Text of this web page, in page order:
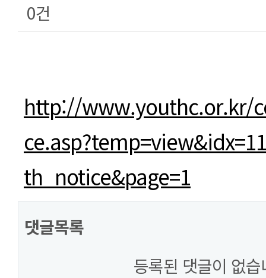
0건
본문
http://www.youthc.or.kr/
th_notice&page=1
댓글목록
등록된 댓글이 없습